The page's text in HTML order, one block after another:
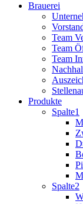
Brauerei
Team
Team
Team
Produkte
Spalte1
Spalte2